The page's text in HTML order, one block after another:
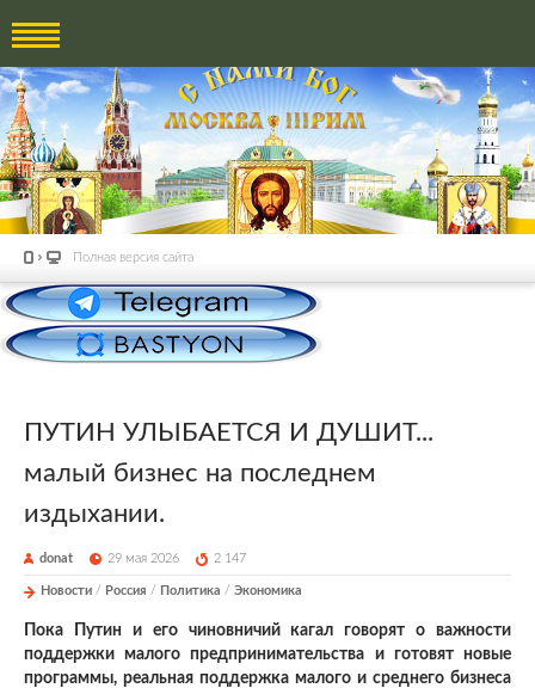
Полная версия сайта
ПУТИН УЛЫБАЕТСЯ И ДУШИТ...
малый бизнес на последнем
издыхании.
donat 29 мая 2026 2 147
Новости / Россия / Политика / Экономика
Пока Путин и его чиновничий кагал говорят о важности
поддержки малого предпринимательства и готовят новые
программы, реальная поддержка малого и среднего бизнеса